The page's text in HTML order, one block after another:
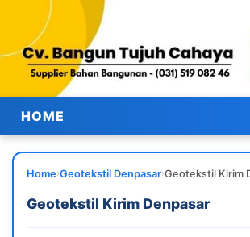
HOME
Home›Geotekstil Denpasar›Geotekstil Kirim
Geotekstil Kirim Denpasar